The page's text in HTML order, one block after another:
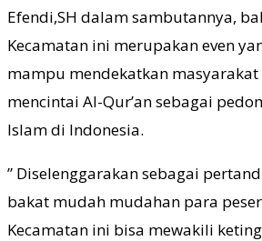
Efendi,SH dalam sambutannya,
Kecamatan ini merupakan even
mampu mendekatkan
mencintai Al-Qur’an sebagai
Islam di Indonesia.
” Diselenggarakan sebagai
bakat mudah mudahan para
Kecamatan ini bisa mewakili